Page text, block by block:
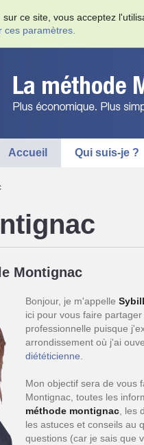
ce site, vous acceptez
ces paramètres.
Accueil Qui suis-je ?
Montignac
Bonjour, je m'appelle
ici pour vous faire
professionnelle puisque
arrondissement où j'ai
diététicienne
Mon objectif sera de vous
Montignac, toutes les
méthode montignac , les
les astuces et conseils au
questions (car je sais que